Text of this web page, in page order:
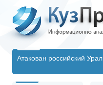
Атакован российский Урал